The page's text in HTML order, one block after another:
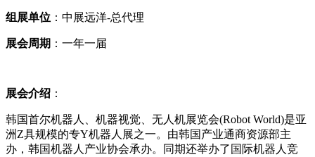
组展单位 ：中展远洋-总代理
展会周期 ：一年一届
展会介绍 ：
韩国首尔机器人、机器视觉、无人机展览会(Robot World)是亚
洲Z具规模的专Y机器人展之一。由韩国产业通商资源部主
办，韩国机器人产业协会承办。同期还举办了国际机器人竞